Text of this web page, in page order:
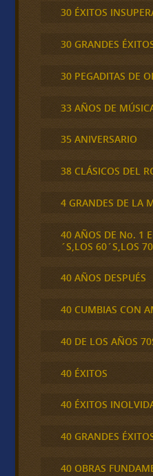
30 ÉXITOS
30 GRANDES
30 PEGADITAS DE
33 AÑOS DE
35 ANIVERSARIO
38 CLÁSICOS DEL
4 GRANDES DE LA
40 AÑOS DE No. 1
´S,LOS 60´S,LOS
40 AÑOS DESPUÉS
40 CUMBIAS CON
40 DE LOS AÑOS
40 ÉXITOS
40 ÉXITOS
40 GRANDES
40 OBRAS